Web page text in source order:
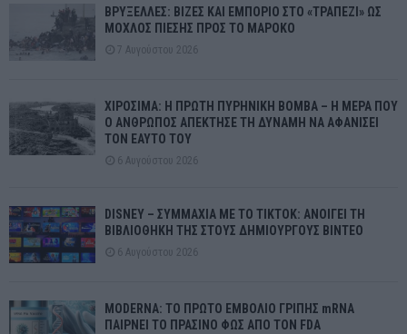
ΒΡΥΞΕΛΛΕΣ: ΒΙΖΕΣ ΚΑΙ ΕΜΠΟΡΙΟ ΣΤΟ «ΤΡΑΠΕΖΙ» ΩΣ
ΜΟΧΛΟΣ ΠΙΕΣΗΣ ΠΡΟΣ ΤΟ ΜΑΡΟΚΟ
7 Αυγούστου 2026
ΧΙΡΟΣΙΜΑ: Η ΠΡΩΤΗ ΠΥΡΗΝΙΚΗ ΒΟΜΒΑ – Η ΜΕΡΑ ΠΟΥ
Ο ΑΝΘΡΩΠΟΣ ΑΠΕΚΤΗΣΕ ΤΗ ΔΥΝΑΜΗ ΝΑ ΑΦΑΝΙΣΕΙ
ΤΟΝ ΕΑΥΤΟ ΤΟΥ
6 Αυγούστου 2026
DISNEY – ΣΥΜΜΑΧΙΑ ΜΕ ΤΟ TIKTOK: ΑΝΟΙΓΕΙ ΤΗ
ΒΙΒΛΙΟΘΗΚΗ ΤΗΣ ΣΤΟΥΣ ΔΗΜΙΟΥΡΓΟΥΣ ΒΙΝΤΕΟ
6 Αυγούστου 2026
MODERNA: ΤΟ ΠΡΩΤΟ ΕΜΒΟΛΙΟ ΓΡΙΠΗΣ mRNA
ΠΑΙΡΝΕΙ ΤΟ ΠΡΑΣΙΝΟ ΦΩΣ ΑΠΟ ΤΟΝ FDA